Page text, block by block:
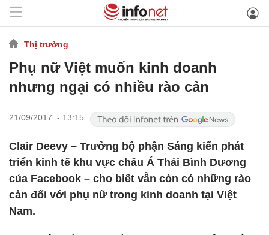
Thị trường
Phụ nữ Việt muốn kinh doanh
nhưng ngại có nhiều rào cản
21/09/2017 - 13:15
Clair Deevy – Trưởng bộ phận Sáng kiến phát
triển kinh tế khu vực châu Á Thái Bình Dương
của Facebook – cho biết vẫn còn có những rào
cản đối với phụ nữ trong kinh doanh tại Việt
Nam.